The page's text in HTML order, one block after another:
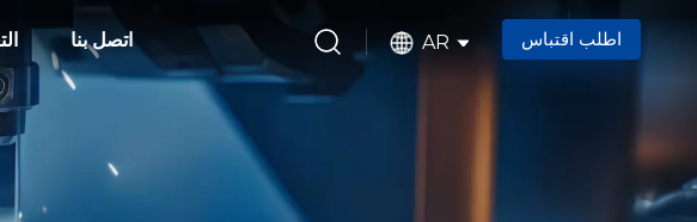
اتصل بنا AR اطلب اقتباس